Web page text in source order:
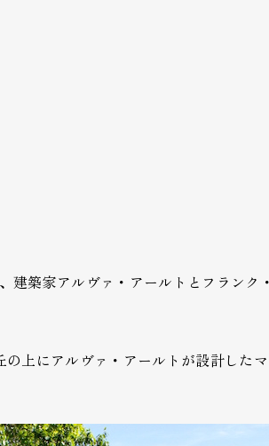
建築家アルヴァ・アールトとフランク
上にアルヴァ・アールトが設計した